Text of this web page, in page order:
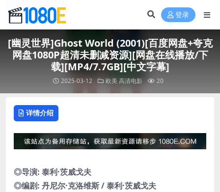
登录
[幽灵世界]Ghost World (2001)[百度网盘+夸克
网盘1080P超清未删减资源][网盘在线播放/下
载][MP4/7.7GB][中文字幕]
2025-03-12 欧美高清电影 20
详情介绍
◎导演: 泰利·茨威戈夫
◎编剧: 丹尼尔·克洛维斯 / 泰利·茨威戈夫